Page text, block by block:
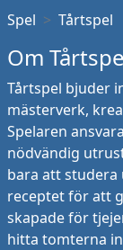
Spel Tårtspel
Om
Tårtspel bjuder
mästerverk,
Spelaren
nödvändig
bara att
receptet för att
skapade för
hitta tomterna